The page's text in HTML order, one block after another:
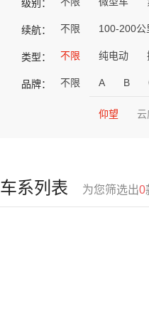
级别：
续航： 不限 100-200公
类型： 不限 纯电动
品牌： 不限 A B
仰望 云
车系列表 为您筛选出0